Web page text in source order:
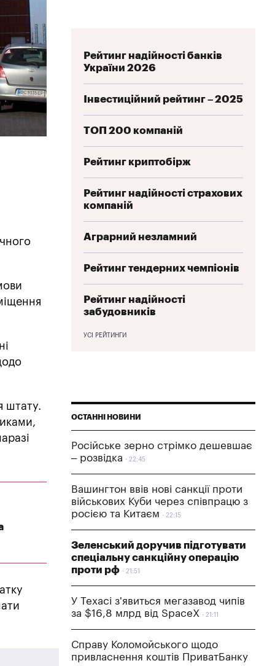
штату.
Рейтинг надійності банків
України 2026
Інвестиційний рейтинг – 2025
ТОП 200 компаній
Рейтинг криптобірж
Рейтинг надійності страхових
компаній
Аграрний незламний
Рейтинг тендерних чемпіонів
Рейтинг надійності
забудовників
УСІ РЕЙТИНГИ
ОСТАННІ НОВИНИ
Російське зерно стрімко дешевшає
– розвідка
22:45
Вашингтон ввів нові санкції проти
військових Куби через співпрацю з
росією та Китаєм
22:15
Зеленський доручив підготувати
спеціальну санкційну операцію
проти рф
21:51
У Техасі з'явиться мегазавод чипів
за $16,8 млрд від SpaceX
21:11
Справу Коломойського щодо
привласнення коштів ПриватБанку